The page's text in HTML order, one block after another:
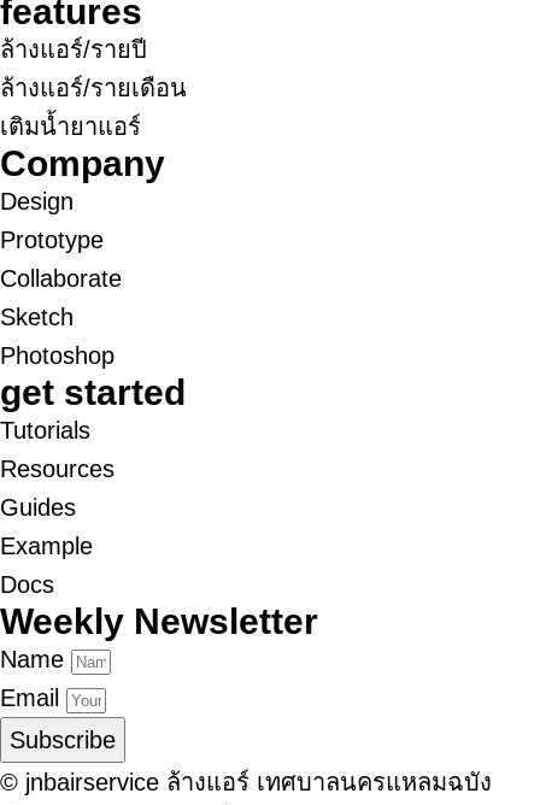
features
ล้างแอร์/รายปี
ล้างแอร์/รายเดือน
เติมน้ำยาแอร์
Company
Design
Prototype
Collaborate
Sketch
Photoshop
get started
Tutorials
Resources
Guides
Example
Docs
Weekly Newsletter
Name
Email
Subscribe
© jnbairservice ล้างแอร์ เทศบาลนครแหลมฉบัง